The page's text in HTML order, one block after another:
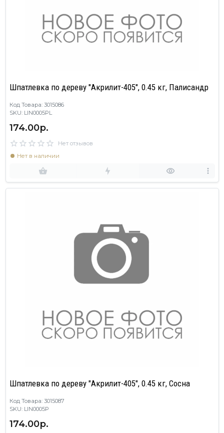
Шпатлевка по дереву "Акрилит-405", 0.45 кг, Палисандр
Код Товара: 3015086
SKU: LIN0005PL
174.00р.
Нет отзывов
Нет в наличии
Шпатлевка по дереву "Акрилит-405", 0.45 кг, Сосна
Код Товара: 3015087
SKU: LIN0005P
174.00р.